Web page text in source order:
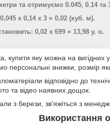
та отримуємо 0.045, 0.14 та
х 0,14 х 3 = 0,02 (куб. м).
0,02 х 699 = 13,98 у. о.
купити яку можна на
персональні знижки, розмір
відповідно до
та відео наявних дощок.
з берези, зв'яжіться з
Використання